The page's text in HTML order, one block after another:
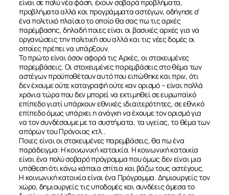
είναι σε πολύ νέα φάση, έχουν σοβαρά προβλήματα,
προβλήματα αλλά και προγράμματα αστέγων, οδήγησε σ’
ένα πολιτικό πλαίσιο το οποίο θα σας πω τις αρχές
παρέμβασης, δηλαδή ποιες είναι οι βασικές αρχές για να
οργανώσεις την πολιτική σου αλλά και τις νέες δομές οι
οποίες πρέπει να υπάρξουν.
Το πρώτο είναι όσον αφορά τις Αρχές, οι στοχευμένες
παρεμβάσεις. Οι στοχευμένες παρεμβάσεις στο θέμα των
αστέγων προϋποθέτουν αυτό που ειπώθηκε και πριν, ότι
δεν έχουμε ούτε καταγραφή ούτε καν ορισμό – είναι πολλά
χρόνια τώρα που δεν μπορεί να εκτιμηθεί σε ευρωπαϊκό
επίπεδο γιατί υπάρχουν εθνικές ιδιαιτερότητες, σε εθνικό
επίπεδο όμως υπάρχει η ανάγκη να έχουμε τον ορισμό για
να τον συνδέσουμε με τα συστήματα, τα υγείας, το θέμα των
απόρων του Πρόνοιας κτλ..
Ποιες είναι οι στοχευμένες παρεμβάσεις, θα πω ένα
παράδειγμα: Η κοινωνική κατοικία. Η κοινωνική κατοικία
είναι ένα πολύ σοβαρό πρόγραμμα που όμως δεν είναι μια
υπόθεση ότι κάνω κάποια σπίτια και βάζω τους αστέγους.
Η κοινωνική κατοικία είναι ένα Πρόγραμμα. Δημιουργείς τον
χώρο, δημιουργείς τις υποδομές και συνδέεις άμεσα το